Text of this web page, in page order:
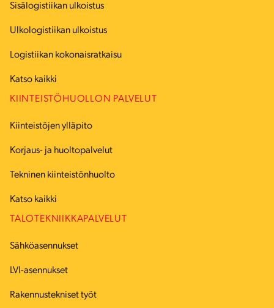
Sisälogistiikan ulkoistus
Ulkologistiikan ulkoistus
Logistiikan kokonaisratkaisu
Katso kaikki
KIINTEISTÖHUOLLON PALVELUT
Kiinteistöjen ylläpito
Korjaus- ja huoltopalvelut
Tekninen kiinteistönhuolto
Katso kaikki
TALOTEKNIIKKAPALVELUT
Sähköasennukset
LVI-asennukset
Rakennustekniset työt